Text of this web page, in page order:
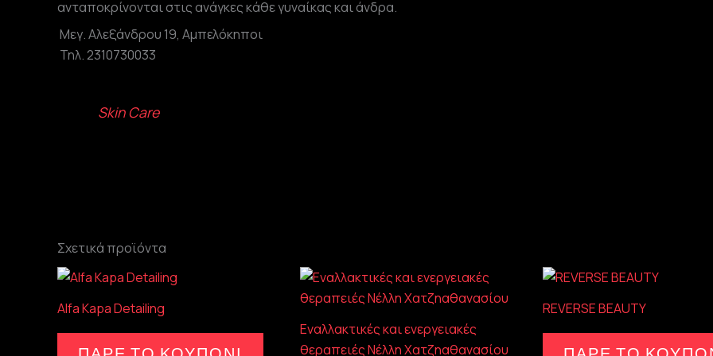
ανταποκρίνονται στις ανάγκες κάθε γυναίκας και άνδρα.
Μεγ. Αλεξάνδρου 19, Αμπελόκηποι
Τηλ. 2310730033
Skin Care
Σχετικά προϊόντα
Alfa Kapa Detailing
Εναλλακτικές και ενεργειακές
θεραπειές Νέλλη Χατζηαθανασίου
REVERSE BEAUTY